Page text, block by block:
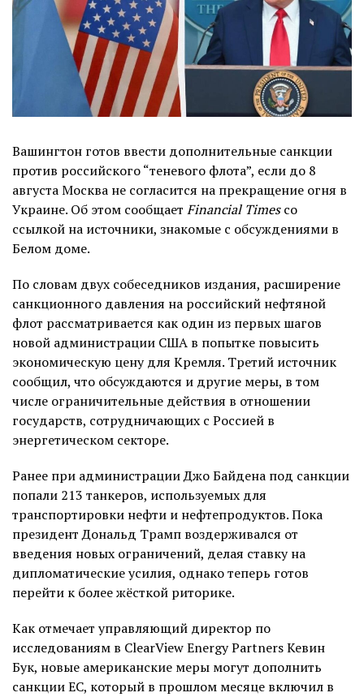
Вашингтон готов ввести дополнительные санкции
против российского “теневого флота”, если до 8
августа Москва не согласится на прекращение огня в
Украине. Об этом сообщает Financial Timesсо
ссылкой на источники, знакомые с обсуждениями в
Белом доме.
По словам двух собеседников издания, расширение
санкционного давления на российский нефтяной
флот рассматривается как один из первых шагов
новой администрации США в попытке повысить
экономическую цену для Кремля. Третий источник
сообщил, что обсуждаются и другие меры, в том
числе ограничительные действия в отношении
государств, сотрудничающих с Россией в
энергетическом секторе.
Ранее при администрации Джо Байдена под санкции
попали 213 танкеров, используемых для
транспортировки нефти и нефтепродуктов. Пока
президент Дональд Трамп воздерживался от
введения новых ограничений, делая ставку на
дипломатические усилия, однако теперь готов
перейти к более жёсткой риторике.
Как отмечает управляющий директор по
исследованиям в ClearView Energy Partners Кевин
Бук, новые американские меры могут дополнить
санкции ЕС, который в прошлом месяце включил в